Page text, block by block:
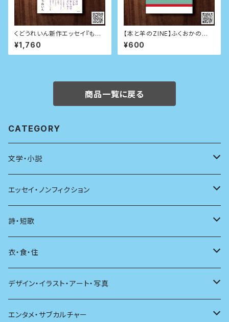
くどうれいん新作エッセイ『もう
しばらくは早歩き』
¥1,760
【本と羊のZINE】ふくおかの
「ふ」。 FUKUOKA SHORT ES
SAY
¥600
商品一覧に戻る
CATEGORY
文学・小説
日本
海外
日本語
文学理論
評論
エッセイ・ノンフィクション
エッセイ
日記
ノンフィクション
その他
詩・短歌
詩
短歌
その他
衣・食・住
着る
食べる
デザイン・イラスト・アート・写真
デザイン
エンタメ・サブカルチャー